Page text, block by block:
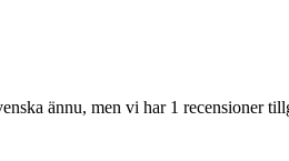
ännu, men vi har 1 recensioner